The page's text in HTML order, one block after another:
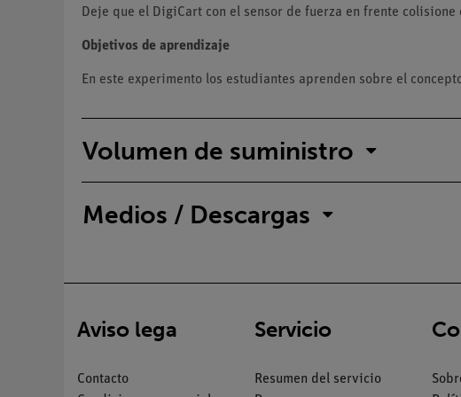
Deje que el DigiCart con el sensor de fuerza en frente
Objetivos de aprendizaje
En este experimento los estudiantes aprenden sobre el
Volumen de suministro
Medios / Descargas
Aviso lega
Contacto
Servicio
Resumen del servicio